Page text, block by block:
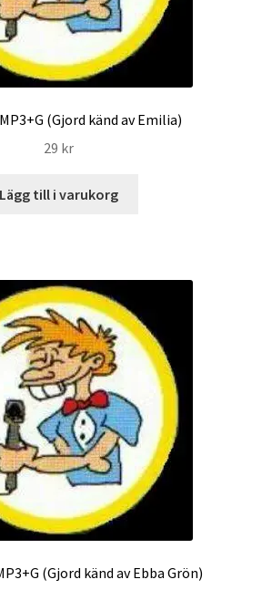
(Gjord känd av Emilia)
29 kr
Lägg till i varukorg
(Gjord känd av Ebba Grön)